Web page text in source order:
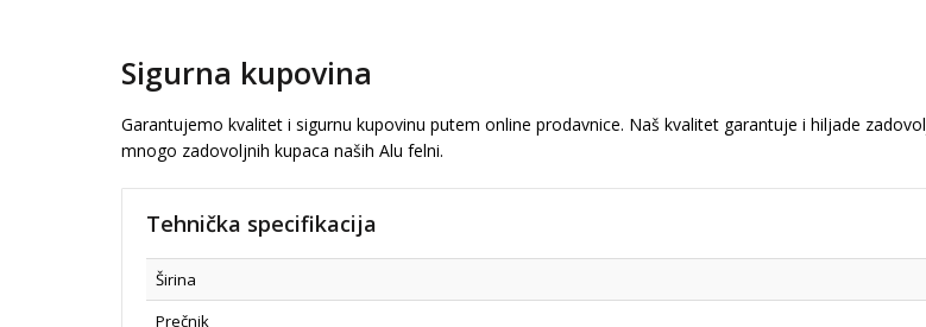
Sigurna kupovina
Garantujemo kvalitet i sigurnu kupovinu putem online prodavnice. Naš kvalitet garantuje i hiljade
mnogo zadovoljnih kupaca naših Alu felni.
Tehnička specifikacija
Širina
Prečnik